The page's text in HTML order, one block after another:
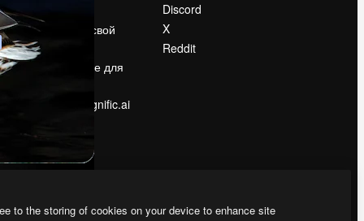
Продайте свой
контент
Помещение для
Ищете magnific.ai
Discord
X
Reddit
to the storing of cookies on your device to enhance site